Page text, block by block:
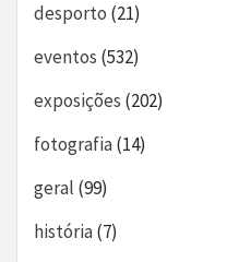
desporto (21)
eventos (532)
exposições (202)
fotografia(14)
geral (99)
história(7)